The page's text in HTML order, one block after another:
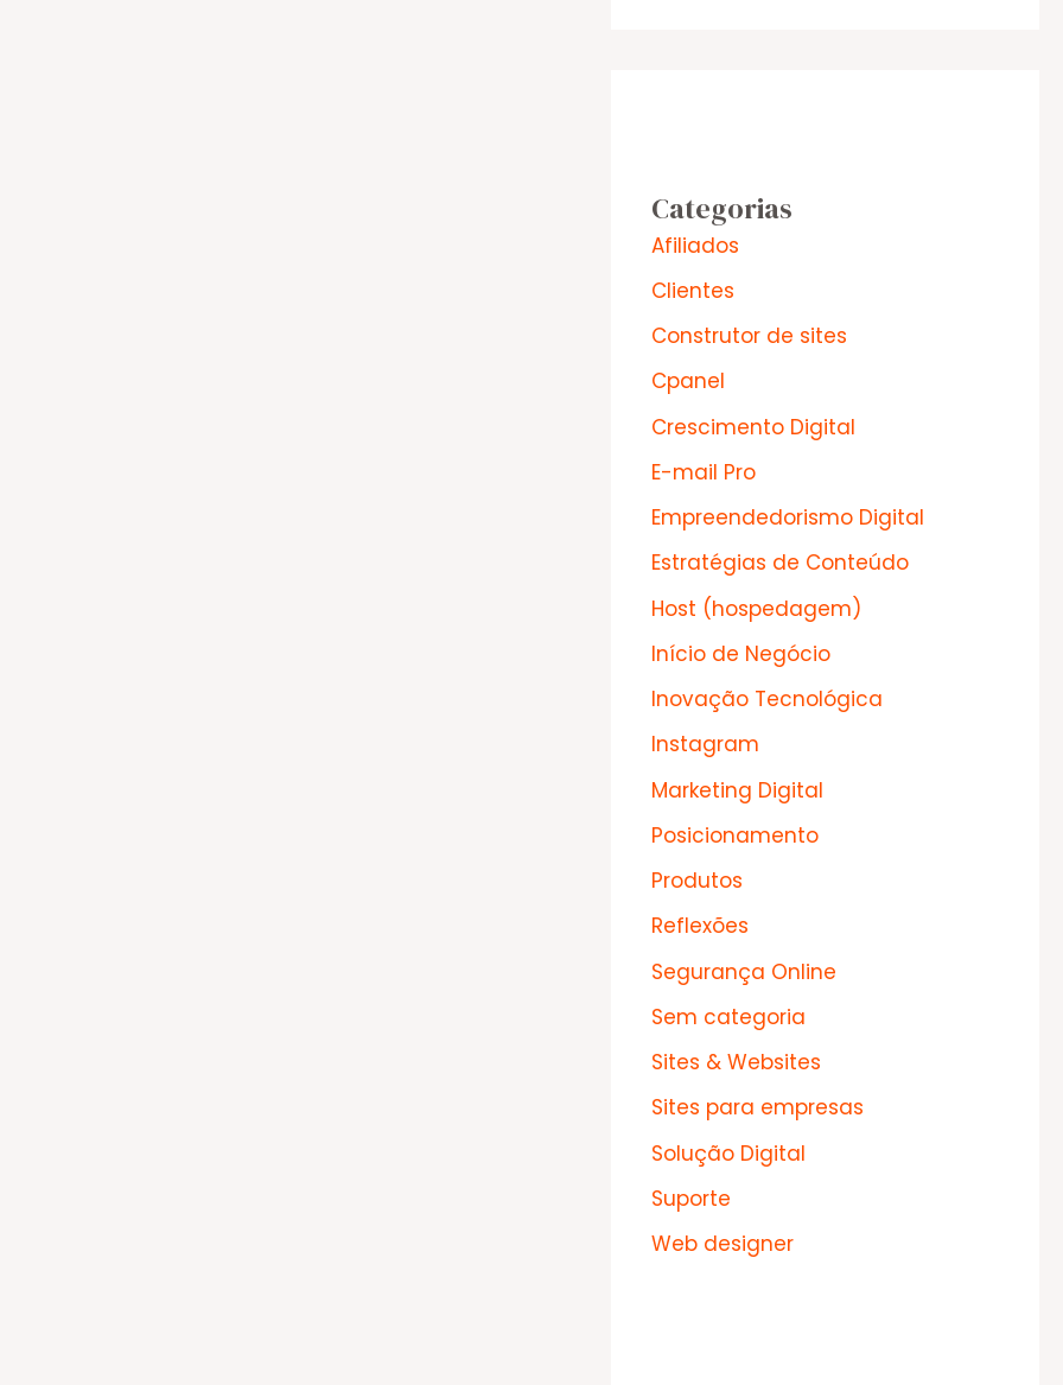
Categorias
Afiliados
Clientes
Construtor de sites
Cpanel
Crescimento Digital
E-mail Pro
Empreendedorismo Digital
Estratégias de Conteúdo
Host (hospedagem)
Início de Negócio
Inovação Tecnológica
Instagram
Marketing Digital
Posicionamento
Produtos
Reflexões
Segurança Online
Sem categoria
Sites & Websites
Sites para empresas
Solução Digital
Suporte
Web designer